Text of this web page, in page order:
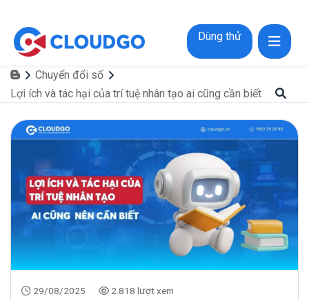
Dùng thử
Chuyển đổi số
Lợi ích và tác hại của trí tuệ nhân tạo ai cũng cần biết
29/08/2025 2.818 lượt xem